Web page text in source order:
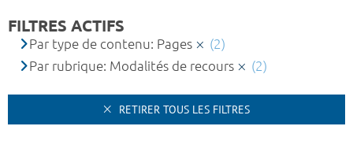
FILTRES ACTIFS
Par type de contenu: Pages
(2)
Par rubrique: Modalités de recours
(2)
RETIRER TOUS LES FILTRES